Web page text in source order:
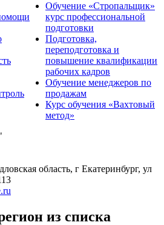
Обучение «Стропальщик»
курс профессиональной
подготовки
Подготовка,
переподготовка и
повышение квалификации
рабочих кадров
Обучение менеджеров по
продажам
Курс обучения «Вахтовый
метод»
область, г Екатеринбург, ул
из списка